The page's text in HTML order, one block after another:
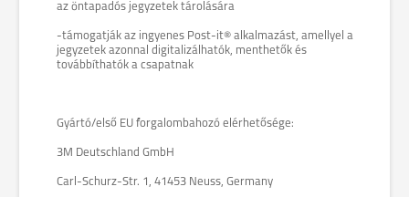
az öntapadós jegyzetek tárolására
-támogatják az ingyenes Post-it® alkalmazást, amellyel a
jegyzetek azonnal digitalizálhatók, menthetők és
továbbíthatók a csapatnak
Gyártó/első EU forgalombahozó elérhetősége:
3M Deutschland GmbH
Carl-Schurz-Str. 1, 41453 Neuss, Germany